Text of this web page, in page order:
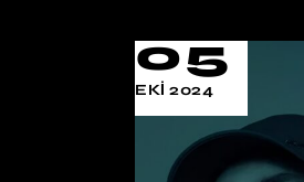
05
EKI 2024